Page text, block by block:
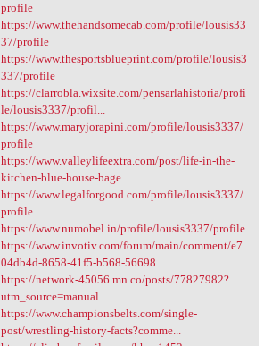
profile
https://www.thehandsomecab.com/profile/lousis33
37/profile
https://www.thesportsblueprint.com/profile/lousis3
337/profile
https://clarrobla.wixsite.com/pensarlahistoria/profi
le/lousis3337/profil...
https://www.maryjorapini.com/profile/lousis3337/
profile
https://www.valleylifeextra.com/post/life-in-the-
kitchen-blue-house-bage...
https://www.legalforgood.com/profile/lousis3337/
profile
https://www.numobel.in/profile/lousis3337/profile
https://www.invotiv.com/forum/main/comment/e7
04db4d-8658-41f5-b568-56698...
https://network-45056.mn.co/posts/77827982?
utm_source=manual
https://www.championsbelts.com/single-
post/wrestling-history-facts?comme...